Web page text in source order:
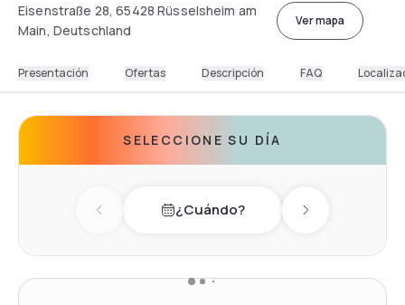
Eisenstraße 28, 65428 Rüsselsheim am
Main, Deutschland
Ver mapa
Presentación Ofertas Descripción FAQ
SELECCIONE SU DÍA
Previous day¿Cuándo? Next day